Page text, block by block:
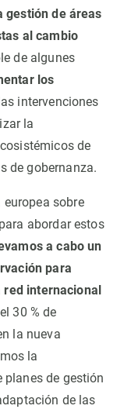
gestión de áreas
al cambio
de algunes
los
intervenciones
la
de
de gobernanza.
sobre
abordar estos
a cabo un
para
internacional
30 % de
la nueva
la
de gestión
de las